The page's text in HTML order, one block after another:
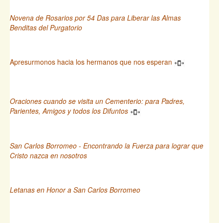
Novena de Rosarios por 54 Das para Liberar las Almas
Benditas del Purgatorio
Apresurmonos hacia los hermanos que nos esperan
Oraciones cuando se visita un Cementerio: para Padres,
Parientes, Amigos y todos los Difuntos
San Carlos Borromeo - Encontrando la Fuerza para lograr que
Cristo nazca en nosotros
Letanas en Honor a San Carlos Borromeo